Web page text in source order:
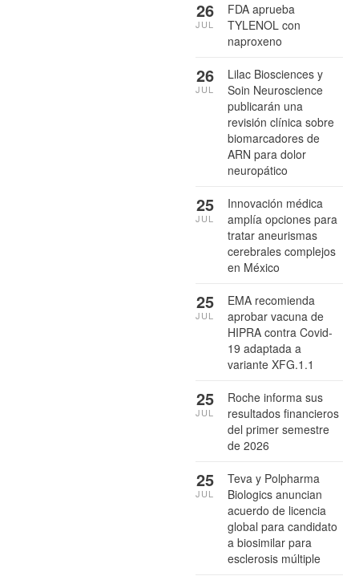
FDA aprueba
TYLENOL con
naproxeno
26
JUL
Lilac Biosciences y
Soin Neuroscience
publicarán una
revisión clínica sobre
biomarcadores de
ARN para dolor
neuropático
26
JUL
Innovación médica
amplía opciones para
tratar aneurismas
cerebrales complejos
en México
25
JUL
EMA recomienda
aprobar vacuna de
HIPRA contra Covid-
19 adaptada a
variante XFG.1.1
25
JUL
Roche informa sus
resultados financieros
del primer semestre
de 2026
25
JUL
Teva y Polpharma
Biologics anuncian
acuerdo de licencia
global para candidato
a biosimilar para
esclerosis múltiple
25
JUL